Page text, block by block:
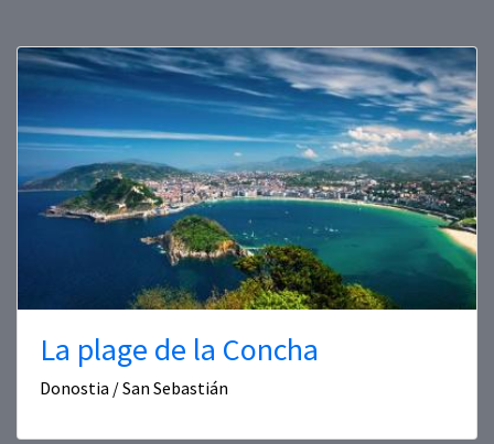
La plage de la Concha
Donostia / San Sebastián